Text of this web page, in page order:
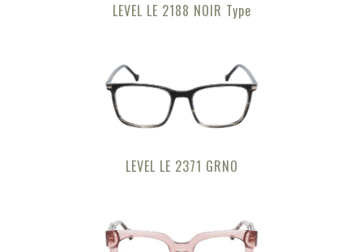
LEVEL LE 2188 NOIR Type
LEVEL LE 2371 GRNO